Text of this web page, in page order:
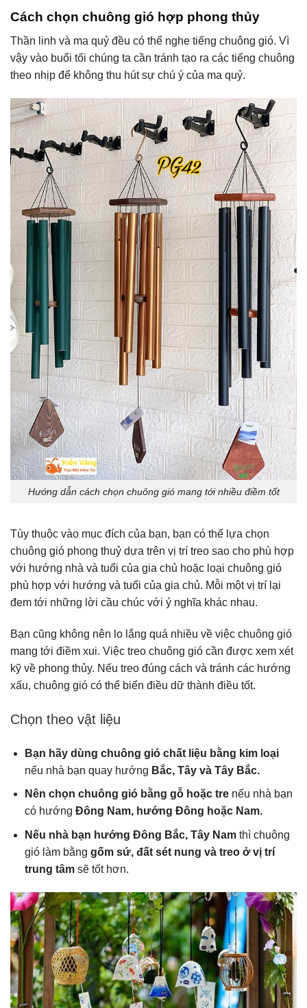
Cách chọn chuông gió hợp phong thủy
Thần linh và ma quỷ đều có thể nghe tiếng chuông gió. Vì
vậy vào buổi tối chúng ta cần tránh tạo ra các tiếng chuông
theo nhịp để không thu hút sự chú ý của ma quỷ.
Hướng dẫn cách chọn chuông gió mang tới nhiều điềm tốt
Tùy thuộc vào mục đích của bạn, bạn có thể lựa chọn
chuông gió phong thuỷ dựa trên vị trí treo sao cho phù hợp
với hướng nhà và tuổi của gia chủ hoặc loại chuông gió
phù hợp với hướng và tuổi của gia chủ. Mỗi một vị trí lại
đem tới những lời cầu chúc với ý nghĩa khác nhau.
Bạn cũng không nên lo lắng quá nhiều về việc chuông gió
mang tới điềm xui. Việc treo chuông gió cần được xem xét
kỹ về phong thủy. Nếu treo đúng cách và tránh các hướng
xấu, chuông gió có thể biến điều dữ thành điều tốt.
Chọn theo vật liệu
Bạn hãy dùng chuông gió chất liệu bằng kim loại
nếu nhà bạn quay hướng Bắc, Tây và Tây Bắc.
Nên chọn chuông gió bằng gỗ hoặc trenếu nhà bạn
có hướng Đông Nam, hướng Đông hoặc Nam.
Nếu nhà bạn hướng Đông Bắc, Tây Namthì chuông
gió làm bằng gốm sứ, đất sét nung và treo ở vị trí
trung tâmsẽ tốt hơn.